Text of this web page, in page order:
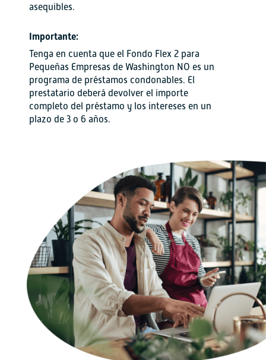
asequibles.
Importante:
Tenga en cuenta que el Fondo Flex 2 para
Pequeñas Empresas de Washington NO es un
programa de préstamos condonables. El
prestatario deberá devolver el importe
completo del préstamo y los intereses en un
plazo de 3 o 6 años.